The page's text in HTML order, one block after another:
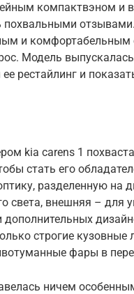
компактвэном и
похвальными
и комфортабельным
Модель
рестайлинг и
kia carens 1
стать его
разделенную на
света, внешняя – для
строгие кузовные
фары в
ничем